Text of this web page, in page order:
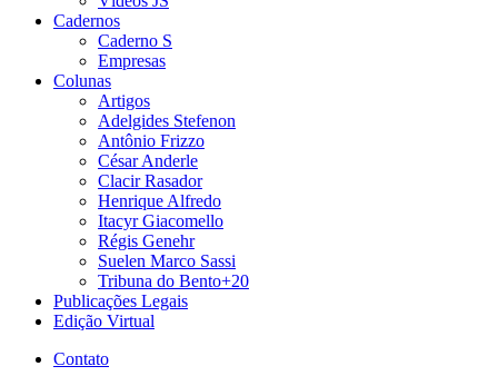
Cadernos
Caderno S
Empresas
Colunas
Artigos
Adelgides Stefenon
Antônio Frizzo
César Anderle
Clacir Rasador
Henrique Alfredo
Itacyr Giacomello
Régis Genehr
Suelen Marco Sassi
Tribuna do Bento+20
Publicações Legais
Edição Virtual
Contato